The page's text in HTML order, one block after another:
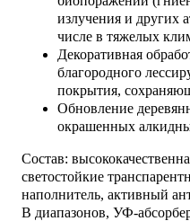
излучения и других
числе в тяжелых
Декоративная
благородного
покрытия,
Обновление
окрашенных
Состав:
светостойкие
наполнитель, активный
B диапазонов, УФ-